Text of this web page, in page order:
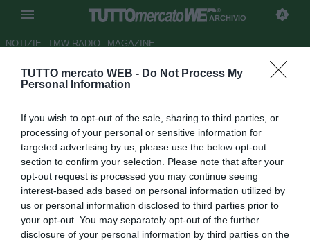
TUTTO mercato WEB - Do Not Process My
Personal Information
If you wish to opt-out of the sale, sharing to third parties, or
processing of your personal or sensitive information for
targeted advertising by us, please use the below opt-out
section to confirm your selection. Please note that after your
opt-out request is processed you may continue seeing
interest-based ads based on personal information utilized by
us or personal information disclosed to third parties prior to
your opt-out. You may separately opt-out of the further
disclosure of your personal information by third parties on the
ARCHIVIO
NOTIZIE TMW RADIO MAGAZINE
Ronaldinho: che gioco sta
Autore Francesco Letizia
15.07.2008 16:12
vedi letture